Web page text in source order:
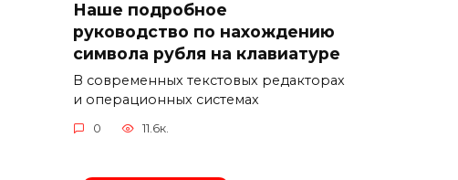
Наше подробное
руководство по нахождению
символа рубля на клавиатуре
В современных текстовых редакторах
и операционных системах
0 11.6к.